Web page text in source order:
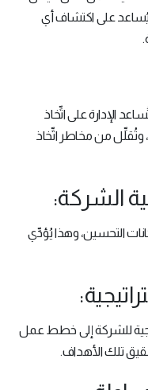
يُساعد على اكتشاف أي
الإدارة على اتِّخاذ
وتُقلِّل من مخاطر اتِّخاذ
التحسين، وهذا يُؤدِّي
للشركة إلى خطط عمل
تلك الأهداف.